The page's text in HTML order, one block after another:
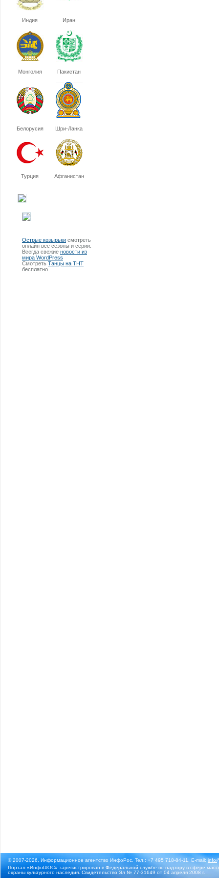
Индия Иран
Монголия Пакистан
Белорусия Шри-Ланка
Турция Афганистан
Острые козырьки смотреть
онлайн все сезоны и серии.
Всегда свежие новости из
мира WordPress
Смотреть Танцы на ТНТ
бесплатно
© 2007-2026, Информационное агентство ИнфоРос. Тел.: +7 495 718-84-11, E-mail:
Портал «ИнфоШОС» зарегистрирован в Федеральной службе по надзору в сфере
охраны культурного наследия. Свидетельство Эл № 77-31649 от 04 апреля 2008 г.